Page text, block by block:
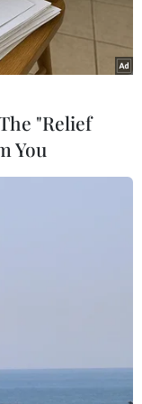
mặt, mở rộng
và thúc đẩy
"Relief
You